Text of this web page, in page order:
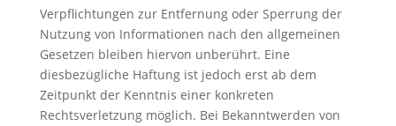
Verpflichtungen zur Entfernung oder Sperrung der
Nutzung von Informationen nach den allgemeinen
Gesetzen bleiben hiervon unberührt. Eine
diesbezügliche Haftung ist jedoch erst ab dem
Zeitpunkt der Kenntnis einer konkreten
Rechtsverletzung möglich. Bei Bekanntwerden von